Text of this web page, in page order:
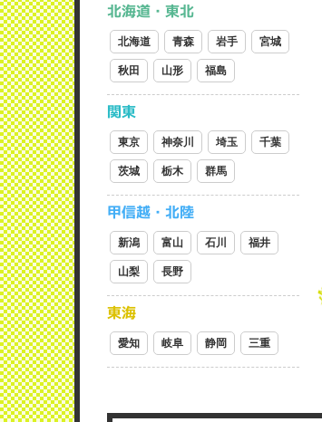
北海道・東北
北海道 青森 岩手 宮城
秋田 山形 福島
関東
東京 神奈川 埼玉 千葉
茨城 栃木 群馬
甲信越・北陸
新潟 富山 石川 福井
山梨 長野
東海
愛知 岐阜 静岡 三重